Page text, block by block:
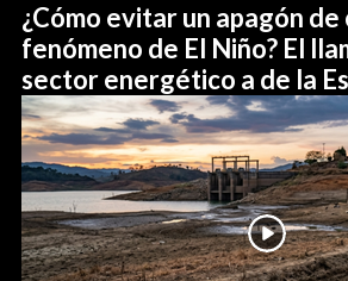
¿Cómo evitar un apagón de
fenómeno de El Niño? El
sector energético a de la